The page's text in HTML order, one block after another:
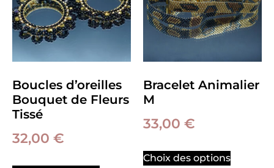
Boucles d’oreilles
Bouquet de Fleurs
Tissé
32,00 €
Bracelet Animalier
M
33,00 €
Choix des options